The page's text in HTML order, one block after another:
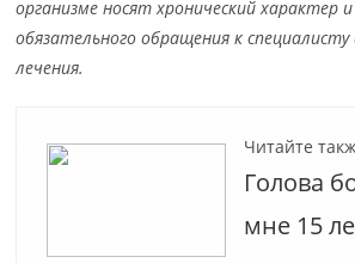
организме носят хронический характер
обязательного обращения к
лечения.
Читайте
Голова
мне 15